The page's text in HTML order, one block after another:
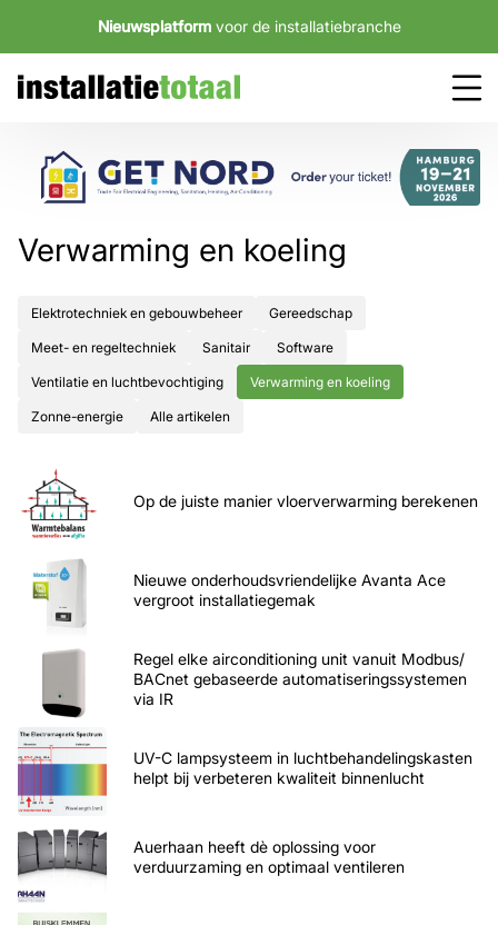
Nieuwsplatform voor de installatiebranche
Verwarming en koeling
Elektrotechniek en gebouwbeheer Gereedschap
Meet- en regeltechniek Sanitair Software
Ventilatie en luchtbevochtiging Verwarming en koeling
Zonne-energie Alle artikelen
Op de juiste manier vloerverwarming berekenen
Nieuwe onderhoudsvriendelijke Avanta Ace
vergroot installatiegemak
Regel elke airconditioning unit vanuit Modbus/
BACnet gebaseerde automatiseringssystemen
via IR
UV-C lampsysteem in luchtbehandelingskasten
helpt bij verbeteren kwaliteit binnenlucht
Auerhaan heeft dè oplossing voor
verduurzaming en optimaal ventileren